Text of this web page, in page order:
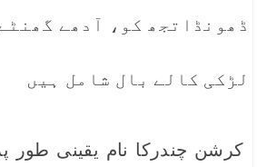
ڈھونڈاتجھ کو، آدھے
لڑکی کالے بال شامل ہیں
کرشن چندرکا نام یقینی طور